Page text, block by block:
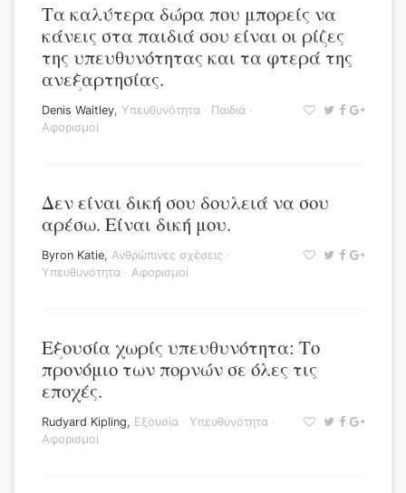
Τα καλύτερα δώρα που μπορείς να
κάνεις στα παιδιά σου είναι οι ρίζες
της υπευθυνότητας και τα φτερά της
ανεξαρτησίας.
Denis Waitley, Υπευθυνότητα · Παιδιά ·
Αφορισμοί
Δεν είναι δική σου δουλειά να σου
αρέσω. Είναι δική μου.
Byron Katie, Ανθρώπινες σχέσεις ·
Υπευθυνότητα · Αφορισμοί
Εξουσία χωρίς υπευθυνότητα: Το
προνόμιο των πορνών σε όλες τις
εποχές.
Rudyard Kipling, Εξουσία · Υπευθυνότητα ·
Αφορισμοί